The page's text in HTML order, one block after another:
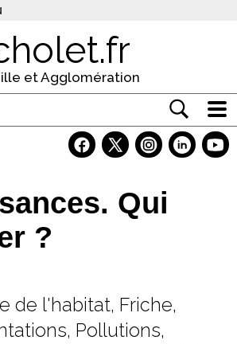
et Agglomération
Qui
?
de l'habitat, Friche,
Pollutions,